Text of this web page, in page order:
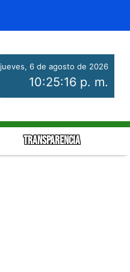
jueves, 6 de agosto de 2026
10:25:16 p. m.
TRANSPARENCIA